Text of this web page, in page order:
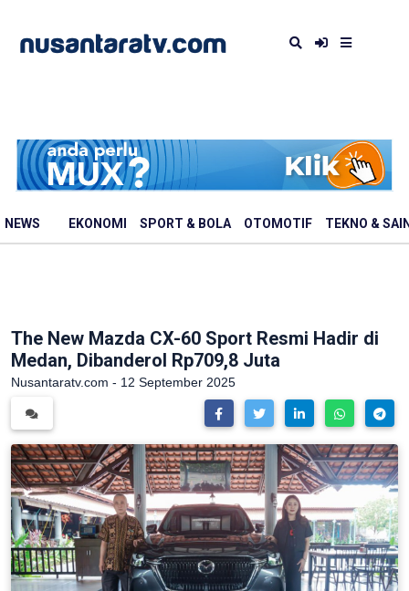
NEWS EKONOMI SPORT & BOLA OTOMOTIF TEKNO &
The New Mazda CX-60 Sport Resmi Hadir di
Medan, Dibanderol Rp709,8 Juta
Nusantaratv.com - 12 September 2025